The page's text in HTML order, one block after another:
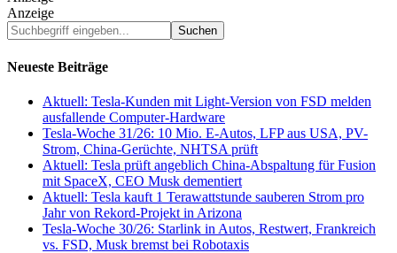
Anzeige
Suchbegriff
eingeben...
Neueste Beiträge
Aktuell: Tesla-Kunden mit Light-Version von FSD melden
ausfallende Computer-Hardware
Tesla-Woche 31/26: 10 Mio. E-Autos, LFP aus USA, PV-
Strom, China-Gerüchte, NHTSA prüft
Aktuell: Tesla prüft angeblich China-Abspaltung für Fusion
mit SpaceX, CEO Musk dementiert
Aktuell: Tesla kauft 1 Terawattstunde sauberen Strom pro
Jahr von Rekord-Projekt in Arizona
Tesla-Woche 30/26: Starlink in Autos, Restwert, Frankreich
vs. FSD, Musk bremst bei Robotaxis